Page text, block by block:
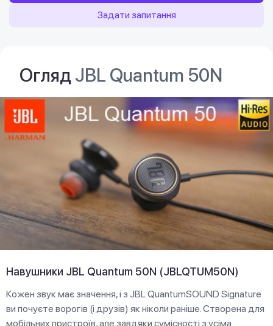
Задати запитання
ОглядJBL Quantum 50N
Навушники JBL Quantum 50N (JBLQTUM50N)
Кожен звук має значення, і з JBL QuantumSOUND Signature
ви почуєте ворогів (і друзів) як ніколи раніше. Створена для
мобільних пристроїв, але завдяки сумісності з усіма